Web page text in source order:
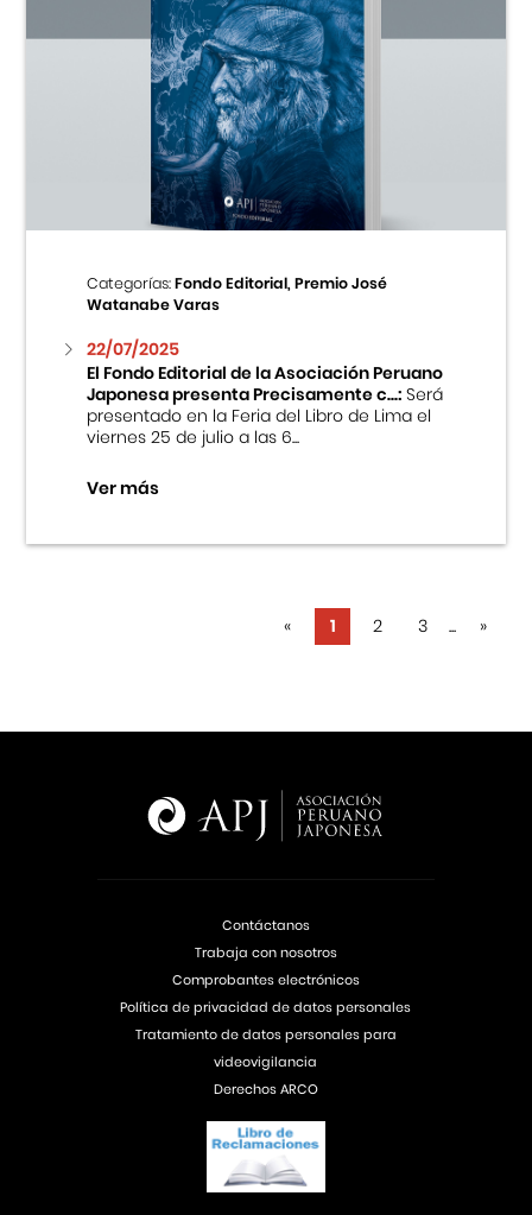
Categorías:Fondo Editorial, Premio José
Watanabe Varas
22/07/2025
El Fondo Editorial de la Asociación Peruano
Japonesa presenta Precisamente c...:Será
presentado en la Feria del Libro de Lima el
viernes 25 de julio a las 6...
Ver más
« 1 2 3 ... »
Contáctanos
Trabaja con nosotros
Comprobantes electrónicos
Política de privacidad de datos personales
Tratamiento de datos personales para
videovigilancia
Derechos ARCO